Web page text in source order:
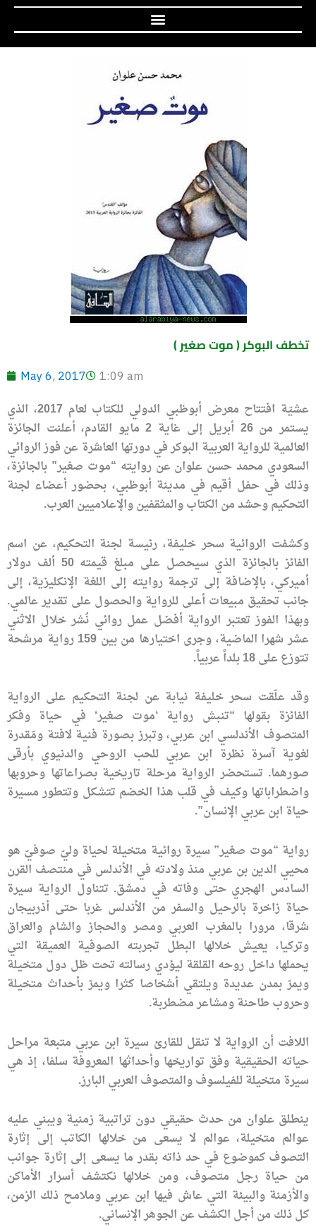
( موت صغير ) تخطف البوكر
May 6, 2017 1:09 am
عشيّة افتتاح معرض أبوظبي الدولي للكتاب لعام 2017، الذي
يستمر من 26 أبريل إلى غاية 2 مايو القادم، أعلنت الجائزة
العالمية للرواية العربية البوكر في دورتها العاشرة عن فوز الروائي
السعودي محمد حسن علوان عن روايته “موت صغير” بالجائزة،
وذلك في حفل أقيم في مدينة أبوظبي، بحضور أعضاء لجنة
التحكيم وحشد من الكتاب والمثقفين والإعلاميين العرب.
وكشفت الروائية سحر خليفة، رئيسة لجنة التحكيم، عن اسم
الفائز بالجائزة الذي سيحصل على مبلغ قيمته 50 ألف دولار
أميركي، بالإضافة إلى ترجمة روايته إلى اللغة الإنكليزية، إلى
جانب تحقيق مبيعات أعلى للرواية والحصول على تقدير عالمي.
وبهذا الفوز تعتبر الرواية أفضل عمل روائي نُشر خلال الاثني
عشر شهرا الماضية، وجرى اختيارها من بين 159 رواية مرشحة
تتوزع على 18 بلداً عربياً.
وقد علّقت سحر خليفة نيابة عن لجنة التحكيم على الرواية
الفائزة بقولها “تنبش رواية ‘موت صغير‘ في حياة وفكر
المتصوف الأندلسي ابن عربي، وتبرز بصورة فنية لافتة ومَقدرة
لغوية آسرة نظرة ابن عربي للحب الروحي والدنيوي بأرقى
صورهما. تستحضر الرواية مرحلة تاريخية بصراعاتها وحروبها
واضطراباتها وكيف في قلب هذا الخضم تتشكل وتتطور مسيرة
حياة ابن عربي الإنسان”.
رواية “موت صغير” سيرة روائية متخيلة لحياة وليّ صوفيّ هو
محيي الدين بن عربي منذ ولادته في الأندلس في منتصف القرن
السادس الهجري حتى وفاته في دمشق. تتناول الرواية سيرة
حياة زاخرة بالرحيل والسفر من الأندلس غربا حتى أذربيجان
شرقا، مرورا بالمغرب العربي ومصر والحجاز والشام والعراق
وتركيا، يعيش خلالها البطل تجربته الصوفية العميقة التي
يحملها داخل روحه القلقة ليؤدي رسالته تحت ظل دول متخيلة
ويمرّ بمدن عديدة ويلتقي أشخاصا كثرا ويمرّ بأحداث متخيلة
وحروب طاحنة ومشاعر مضطربة.
اللافت أن الرواية لا تنقل للقارئ سيرة ابن عربي متبعة مراحل
حياته الحقيقية وفق تواريخها وأحداثها المعروفة سلفا، إذ هي
سيرة متخيلة للفيلسوف والمتصوف العربي البارز.
ينطلق علوان من حدث حقيقي دون تراتبية زمنية ويبني عليه
عوالم متخيلة، عوالم لا يسعى من خلالها الكاتب إلى إثارة
التصوف كموضوع في حد ذاته بقدر ما يسعى إلى إثارة جوانب
من حياة رجل متصوف، ومن خلالها نكتشف أسرار الأماكن
والأزمنة والبيئة التي عاش فيها ابن عربي وملامح ذلك الزمن،
كل ذلك من أجل الكشف عن الجوهر الإنساني.